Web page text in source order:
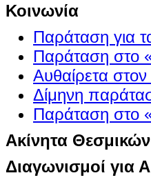
Κοινωνία
Παράταση για
Παράταση στο
Αυθαίρετα
Δίμηνη
Παράταση στο
Ακίνητα Θεσμικών
Διαγωνισμοί για